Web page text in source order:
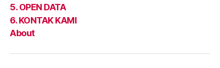
5. OPEN DATA
6. KONTAK KAMI
About